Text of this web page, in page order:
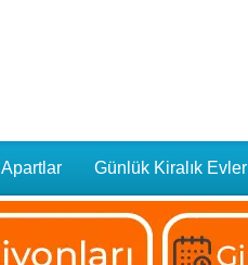
Apartlar Günlük Kiralık Evler